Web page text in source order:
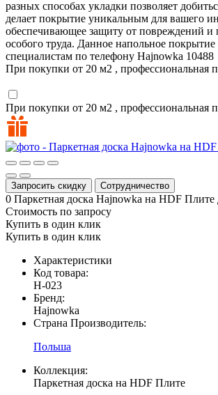
разных способах укладки позволяет
делает покрытие уникальным для вашего
обеспечивающее защиту от повреждений и
особого труда. Данное напольное
специалистам по телефону Hajnowka 10488
При покупки от 20 м2 , профессиональная
При покупки от 20 м2 , профессиональная
Запросить скидку Сотрудничество
0 Паркетная доска Hajnowka на HDF
Стоимость по запросу
Купить в один клик
Купить в один клик
Характеристики
Код товара:
H-023
Бренд:
Hajnowka
Страна Производитель:
Польша
Коллекция:
Паркетная доска на HDF Плите